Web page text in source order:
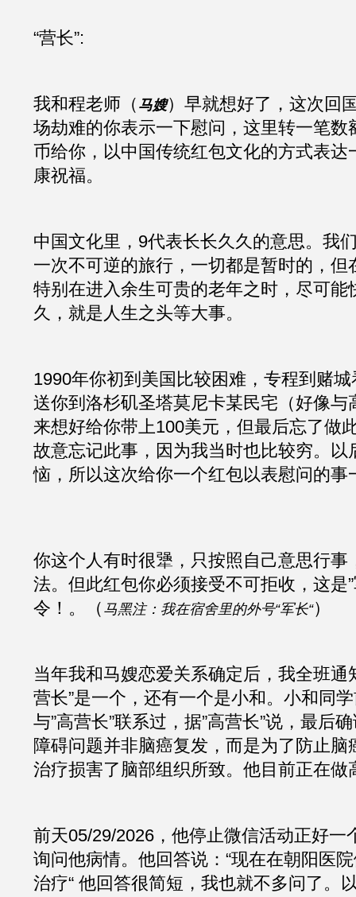
“营长”:
我和程老师（ 马嫂）早就想好了，这次回
场劫难的你表示一下慰问，这里转一笔数
币给你，以中国传统红包文化的方式表达
康祝福。
中国文化里，9代表长长久久的意思。我
一次不可逆的旅行，一切都是暂时的，但
特别在进入余生可贵的老年之时，尽可能
久，就是人生之头等大事。
1990年你初到美国比较困难，专程到赌
送你到洛杉矶圣塔莫尼卡某民宅（好像与
来想好给你带上100美元，但最后忘了做
故意忘记此事，因为我当时也比较穷。以
恼，所以这次给你一个红包以表慰问的事
你这个人有时很犟，只按照自己意思行事
法。但此红包你必须接受不可拒收，这是”
令！。（ 马黑注：我在宿舍里的外号“军长“）
当年我和马嫂恋爱关系确定后，我全班通
营长”是一个，还有一个是小和。小和同
与”高营长”联系过，据”高营长”说，最后
障碍问题并非脑癌复发，而是为了防止脑
治疗损害了脑部组织所致。他目前正在做
前天05/29/2026，他停止微信活动正好一
询问他病情。他回答说：“现在在朝阳医
治疗“ 他回答很简短，我也就不多问了。